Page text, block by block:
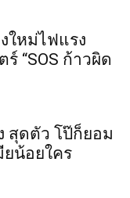
ใหม่ไฟแรง
“SOS ก้าวผิด
สุดตัว โป๊ก็ยอม
ยน้อยใคร